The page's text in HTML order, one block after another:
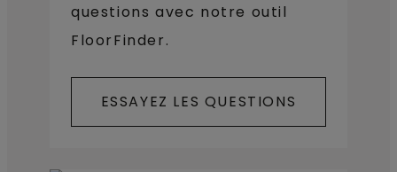
questions avec notre outil
FloorFinder.
ESSAYEZ LES QUESTIONS